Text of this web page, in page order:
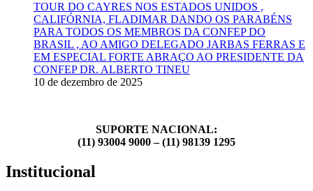
TOUR DO CAYRES NOS ESTADOS UNIDOS ,
CALIFÓRNIA, FLADIMAR DANDO OS PARABÉNS
PARA TODOS OS MEMBROS DA CONFEP DO
BRASIL , AO AMIGO DELEGADO JARBAS FERRAS E
EM ESPECIAL FORTE ABRAÇO AO PRESIDENTE DA
CONFEP DR. ALBERTO TINEU
10 de dezembro de 2025
SUPORTE NACIONAL:
(11) 93004 9000 – (11) 98139 1295
Institucional